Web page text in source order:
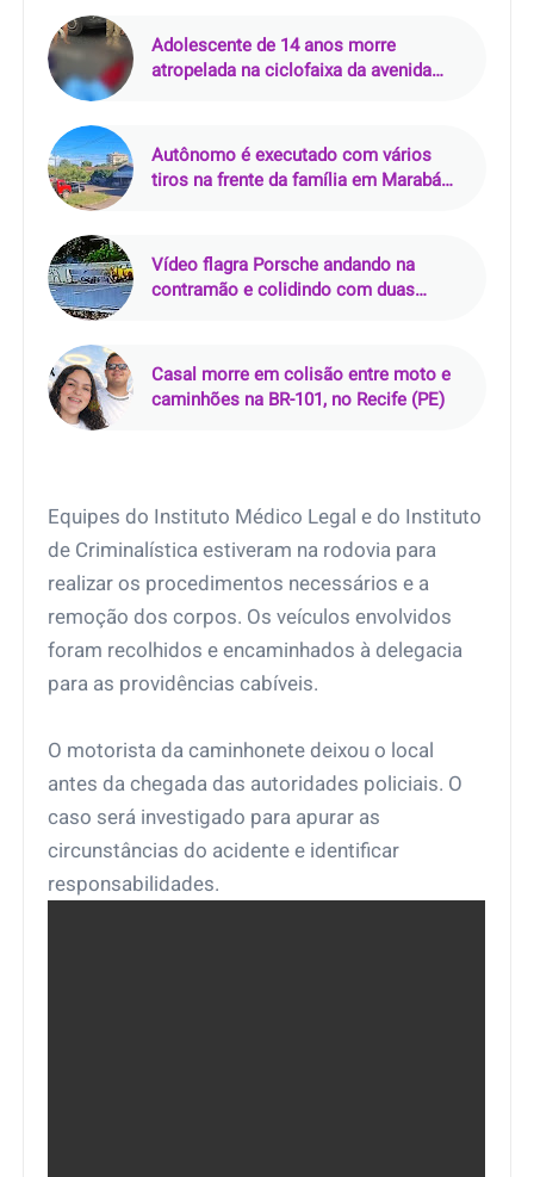
Adolescente de 14 anos morre
atropelada na ciclofaixa da avenida
Autônomo é executado com vários
tiros na frente da família em Marabá
Vídeo flagra Porsche andando na
contramão e colidindo com duas
Casal morre em colisão entre moto e
caminhões na BR-101, no Recife (PE)
Equipes do Instituto Médico Legal e do Instituto
de Criminalística estiveram na rodovia para
realizar os procedimentos necessários e a
remoção dos corpos. Os veículos envolvidos
foram recolhidos e encaminhados à delegacia
para as providências cabíveis.
O motorista da caminhonete deixou o local
antes da chegada das autoridades policiais. O
caso será investigado para apurar as
circunstâncias do acidente e identificar
responsabilidades.